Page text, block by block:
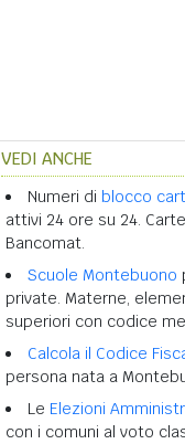
VEDI ANCHE
Numeri di blocco
attivi 24 ore su 24.
Bancomat.
Scuole Montebuono
private. Materne,
superiori con codice
Calcola il Codice
persona nata a
Le Elezioni
con i comuni al voto